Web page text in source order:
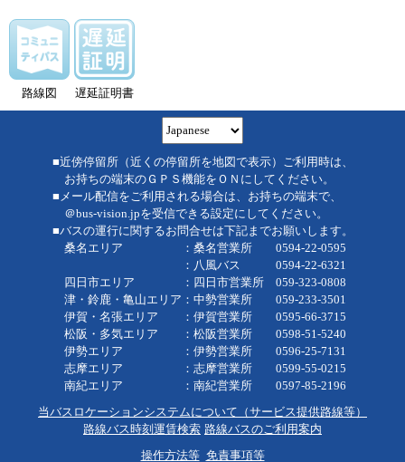
路線図 遅延証明書
■近傍停留所（近くの停留所を地図で表示）ご利用時は、
お持ちの端末のＧＰＳ機能をＯＮにしてください。
■メール配信をご利用される場合は、お持ちの端末で、
＠bus-vision.jpを受信できる設定にしてください。
■バスの運行に関するお問合せは下記までお願いします。
桑名エリア ：桑名営業所 0594-22-0595
：八風バス 0594-22-6321
四日市エリア ：四日市営業所 059-323-0808
津・鈴鹿・亀山エリア：中勢営業所 059-233-3501
伊賀・名張エリア ：伊賀営業所 0595-66-3715
松阪・多気エリア ：松阪営業所 0598-51-5240
伊勢エリア ：伊勢営業所 0596-25-7131
志摩エリア ：志摩営業所 0599-55-0215
南紀エリア ：南紀営業所 0597-85-2196
当バスロケーションシステムについて（サービス提供路線等）
路線バス時刻運賃検索 路線バスのご利用案内
操作方法等 免責事項等